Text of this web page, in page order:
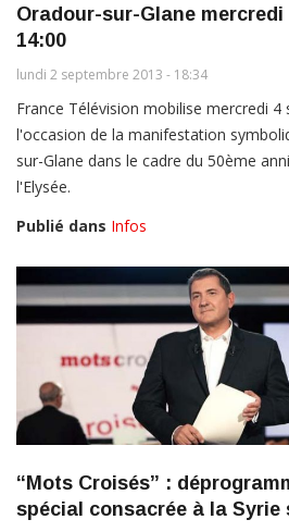
Oradour-sur-Glane mercredi
14:00
lundi 2 septembre 2013 - 18:34
France Télévision mobilise mercredi 4
l'occasion de la manifestation
sur-Glane dans le cadre du 50ème
l'Elysée.
Publié dans Infos
“Mots Croisés” :
spécial consacrée à la Syrie